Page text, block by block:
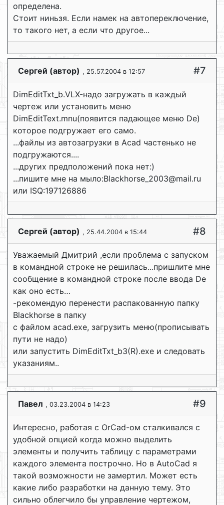
определена.
Стоит ниньзя. Если намек на автопереключение,
то такого нет, а если что другое...
Сергей (автор) , 25.57.2004 в 12:57 #7
DimEditTxt_b.VLX-надо загружать в каждый
чертеж или установить меню
DimEditText.mnu(появится падающее меню De)
которое подгружает его само.
...файлы из автозагрузки в Acad частенько не
подгружаются....
...других предположений пока нет:)
...пишите мне на мыло:Blackhorse_2003@mail.ru
или ISQ:197126886
Сергей (автор) , 25.44.2004 в 15:44 #8
Уважаемый Дмитрий ,если проблема с запуском
в командной строке не решилась...пришлите мне
сообщение в командной строке после ввода De
как оно есть…
-рекомендую перенести распакованную папку
Blackhorse в папку
с файлом acad.exe, загрузить меню(прописывать
пути не надо)
или запустить DimEditTxt_b3(R).exe и следовать
указаниям..
Павел , 03.23.2004 в 14:23 #9
Интересно, работая с OrCad-ом сталкивался с
удобной опцией когда можно выделить
элементы и получить таблицу с параметрами
каждого элемента построчно. Но в AutoCad я
такой возможности не замертил. Может есть
какие либо разработки на данную тему. Это
сильно облегчило бы управление чертежом,